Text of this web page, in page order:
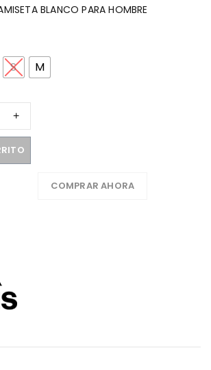
BLANCO PARA HOMBRE
S M
COMPRAR AHORA